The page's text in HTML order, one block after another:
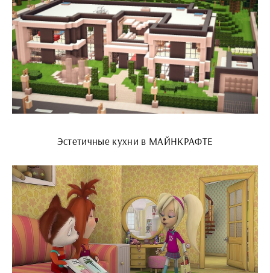
Эстетичные кухни в МАЙНКРАФТЕ